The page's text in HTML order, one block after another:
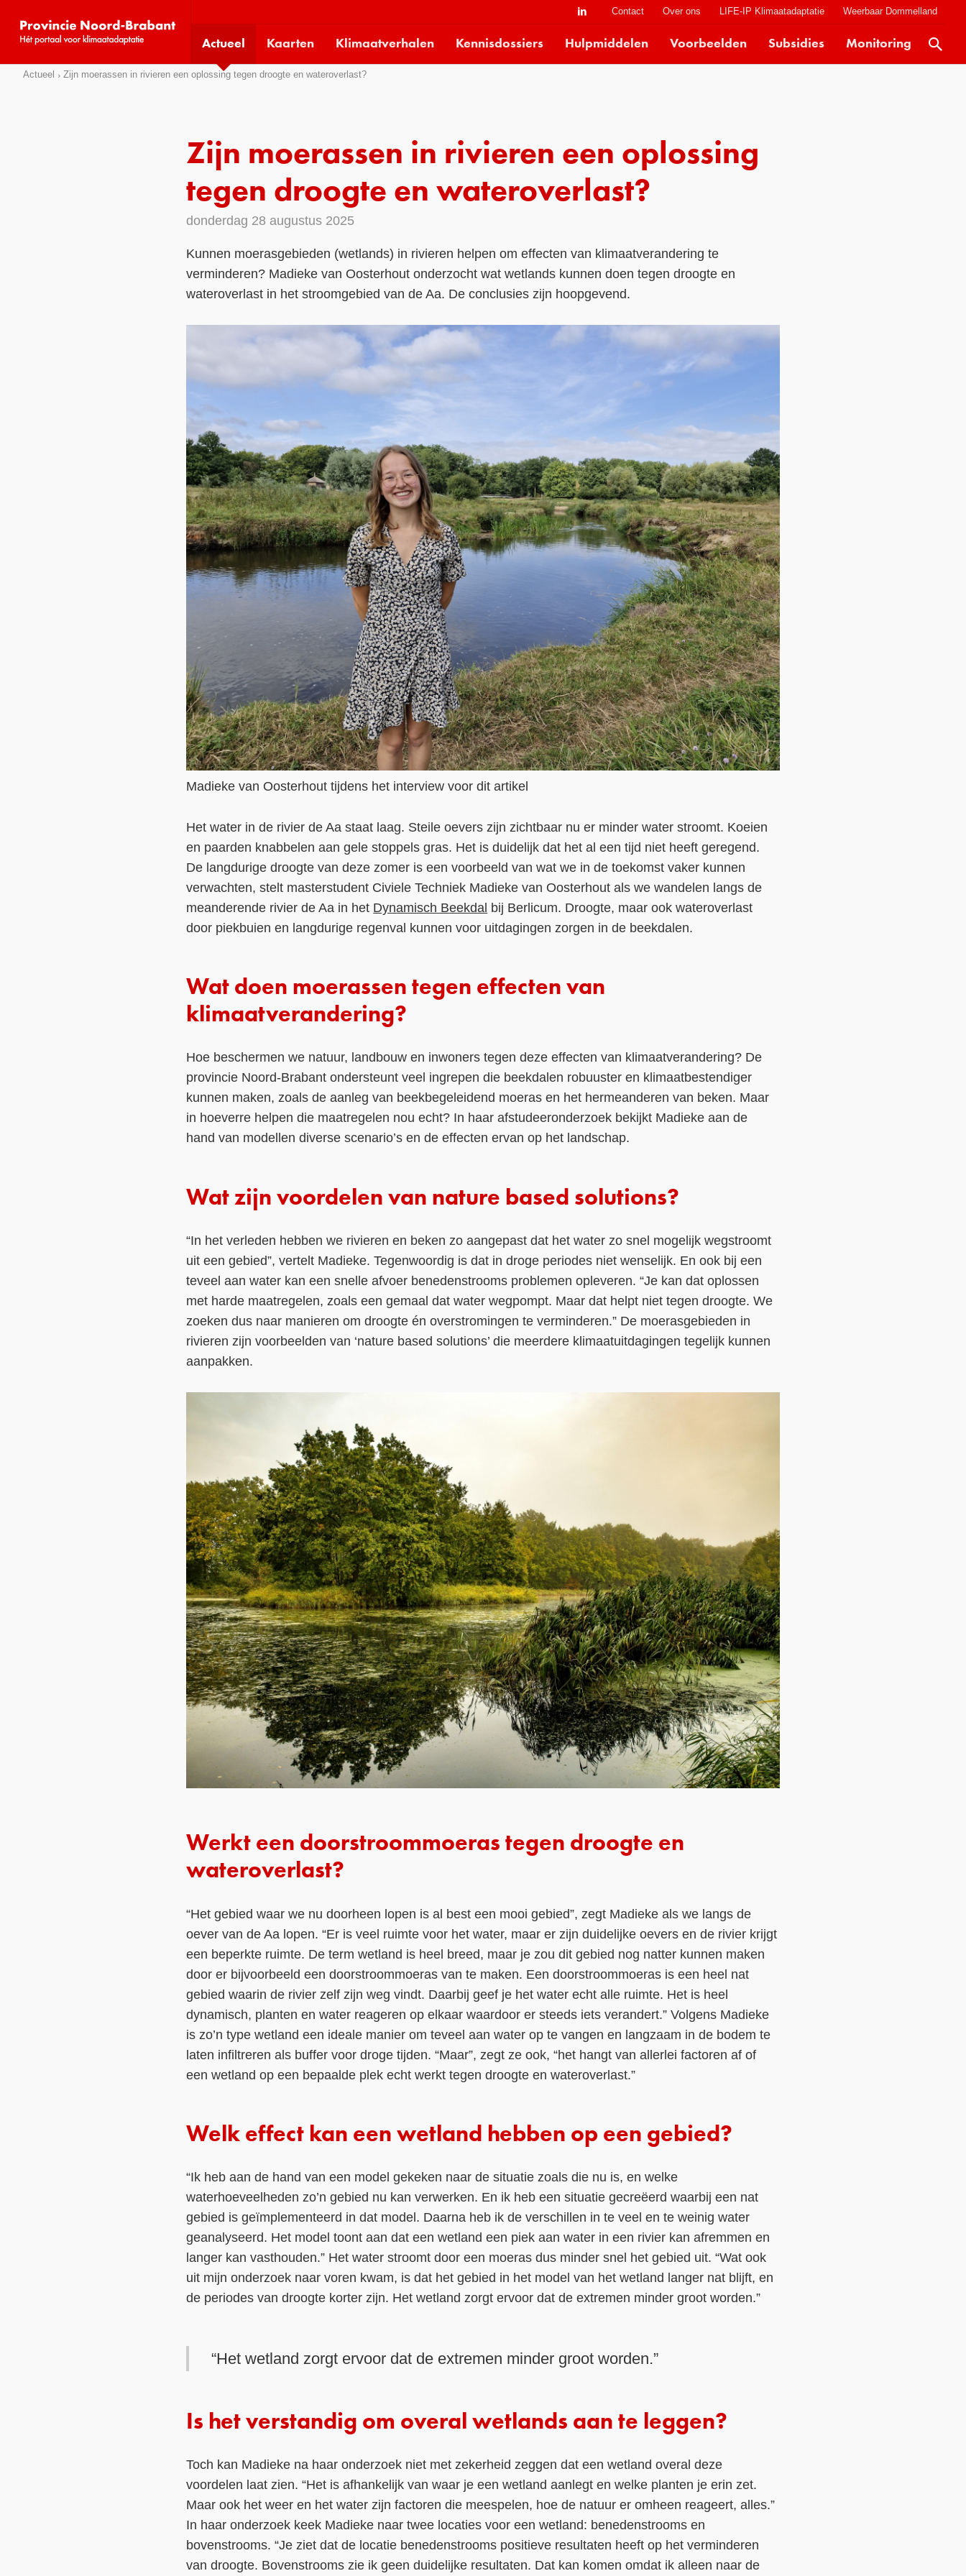
social
media
pages:
Contact Over ons LIFE-IP Klimaatadaptatie Weerbaar Dommelland
Actueel Kaarten Klimaatverhalen Kennisdossiers Hulpmiddelen Voorbeelden Subsidies Monitoring
Actueel Zijn moerassen in rivieren een oplossing tegen droogte en wateroverlast?
Zijn moerassen in rivieren een oplossing
tegen droogte en wateroverlast?
donderdag 28 augustus 2025
Kunnen moerasgebieden (wetlands) in rivieren helpen om effecten van klimaatverandering te
verminderen? Madieke van Oosterhout onderzocht wat wetlands kunnen doen tegen droogte en
wateroverlast in het stroomgebied van de Aa. De conclusies zijn hoopgevend.
Madieke van Oosterhout tijdens het interview voor dit artikel
Het water in de rivier de Aa staat laag. Steile oevers zijn zichtbaar nu er minder water stroomt. Koeien
en paarden knabbelen aan gele stoppels gras. Het is duidelijk dat het al een tijd niet heeft geregend.
De langdurige droogte van deze zomer is een voorbeeld van wat we in de toekomst vaker kunnen
verwachten, stelt masterstudent Civiele Techniek Madieke van Oosterhout als we wandelen langs de
meanderende rivier de Aa in het Dynamisch Beekdal bij Berlicum. Droogte, maar ook wateroverlast
door piekbuien en langdurige regenval kunnen voor uitdagingen zorgen in de beekdalen.
Wat doen moerassen tegen effecten van
klimaatverandering?
Hoe beschermen we natuur, landbouw en inwoners tegen deze effecten van klimaatverandering? De
provincie Noord-Brabant ondersteunt veel ingrepen die beekdalen robuuster en klimaatbestendiger
kunnen maken, zoals de aanleg van beekbegeleidend moeras en het hermeanderen van beken. Maar
in hoeverre helpen die maatregelen nou echt? In haar afstudeeronderzoek bekijkt Madieke aan de
hand van modellen diverse scenario’s en de effecten ervan op het landschap.
Wat zijn voordelen van nature based solutions?
“In het verleden hebben we rivieren en beken zo aangepast dat het water zo snel mogelijk wegstroomt
uit een gebied”, vertelt Madieke. Tegenwoordig is dat in droge periodes niet wenselijk. En ook bij een
teveel aan water kan een snelle afvoer benedenstrooms problemen opleveren. “Je kan dat oplossen
met harde maatregelen, zoals een gemaal dat water wegpompt. Maar dat helpt niet tegen droogte. We
zoeken dus naar manieren om droogte én overstromingen te verminderen.” De moerasgebieden in
rivieren zijn voorbeelden van ‘nature based solutions’ die meerdere klimaatuitdagingen tegelijk kunnen
aanpakken.
Werkt een doorstroommoeras tegen droogte en
wateroverlast?
“Het gebied waar we nu doorheen lopen is al best een mooi gebied”, zegt Madieke als we langs de
oever van de Aa lopen. “Er is veel ruimte voor het water, maar er zijn duidelijke oevers en de rivier krijgt
een beperkte ruimte. De term wetland is heel breed, maar je zou dit gebied nog natter kunnen maken
door er bijvoorbeeld een doorstroommoeras van te maken. Een doorstroommoeras is een heel nat
gebied waarin de rivier zelf zijn weg vindt. Daarbij geef je het water echt alle ruimte. Het is heel
dynamisch, planten en water reageren op elkaar waardoor er steeds iets verandert.” Volgens Madieke
is zo’n type wetland een ideale manier om teveel aan water op te vangen en langzaam in de bodem te
laten infiltreren als buffer voor droge tijden. “Maar”, zegt ze ook, “het hangt van allerlei factoren af of
een wetland op een bepaalde plek echt werkt tegen droogte en wateroverlast.”
Welk effect kan een wetland hebben op een gebied?
“Ik heb aan de hand van een model gekeken naar de situatie zoals die nu is, en welke
waterhoeveelheden zo’n gebied nu kan verwerken. En ik heb een situatie gecreëerd waarbij een nat
gebied is geïmplementeerd in dat model. Daarna heb ik de verschillen in te veel en te weinig water
geanalyseerd. Het model toont aan dat een wetland een piek aan water in een rivier kan afremmen en
langer kan vasthouden.” Het water stroomt door een moeras dus minder snel het gebied uit. “Wat ook
uit mijn onderzoek naar voren kwam, is dat het gebied in het model van het wetland langer nat blijft, en
de periodes van droogte korter zijn. Het wetland zorgt ervoor dat de extremen minder groot worden.”
“Het wetland zorgt ervoor dat de extremen minder groot worden.”
Is het verstandig om overal wetlands aan te leggen?
Toch kan Madieke na haar onderzoek niet met zekerheid zeggen dat een wetland overal deze
voordelen laat zien. “Het is afhankelijk van waar je een wetland aanlegt en welke planten je erin zet.
Maar ook het weer en het water zijn factoren die meespelen, hoe de natuur er omheen reageert, alles.”
In haar onderzoek keek Madieke naar twee locaties voor een wetland: benedenstrooms en
bovenstrooms. “Je ziet dat de locatie benedenstrooms positieve resultaten heeft op het verminderen
van droogte. Bovenstrooms zie ik geen duidelijke resultaten. Dat kan komen omdat ik alleen naar de